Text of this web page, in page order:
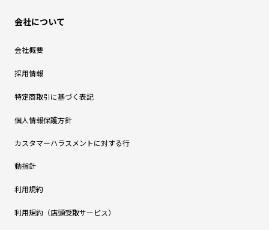
会社について
会社概要
採用情報
特定商取引に基づく表記
個人情報保護方針
カスタマーハラスメントに対する行
動指針
利用規約
利用規約（店頭受取サービス）